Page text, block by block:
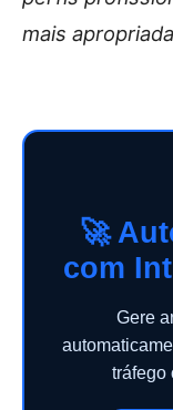
mais
🚀
com
Gere
tráfego